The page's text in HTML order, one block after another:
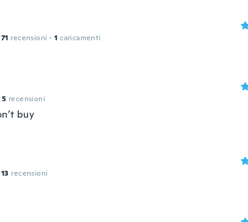
71 recensioni · 1 caricamenti
5 recensioni
buy
13 recensioni